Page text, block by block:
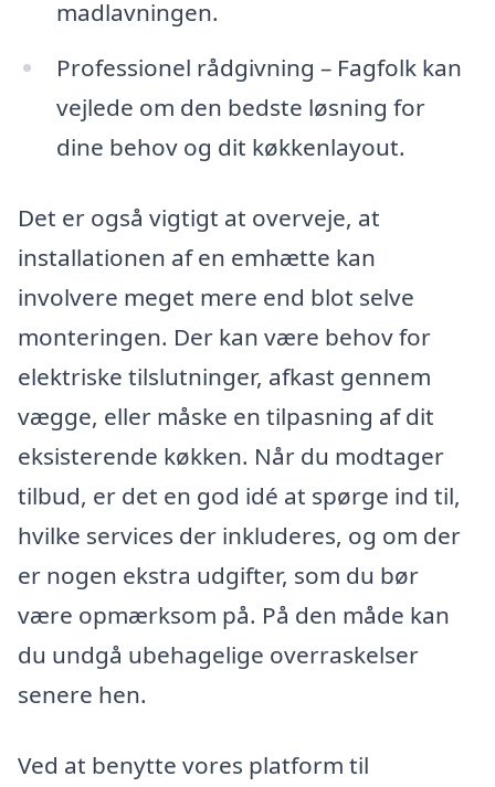
madlavningen.
Professionel rådgivning – Fagfolk kan
vejlede om den bedste løsning for
dine behov og dit køkkenlayout.
Det er også vigtigt at overveje, at
installationen af en emhætte kan
involvere meget mere end blot selve
monteringen. Der kan være behov for
elektriske tilslutninger, afkast gennem
vægge, eller måske en tilpasning af dit
eksisterende køkken. Når du modtager
tilbud, er det en god idé at spørge ind til,
hvilke services der inkluderes, og om der
er nogen ekstra udgifter, som du bør
være opmærksom på. På den måde kan
du undgå ubehagelige overraskelser
senere hen.
Ved at benytte vores platform til